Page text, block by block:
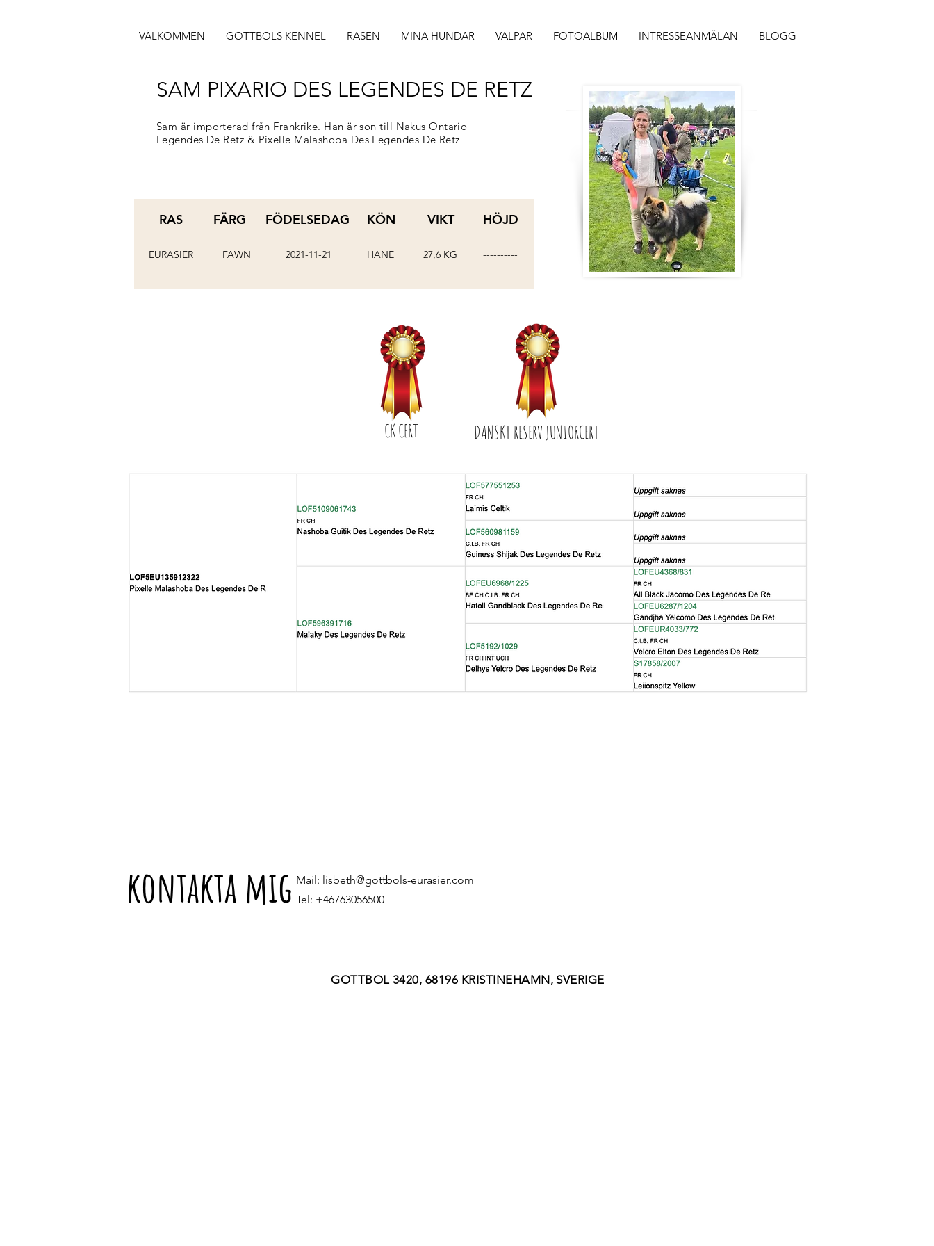
VÄLKOMMEN GOTTBOLS KENNEL RASEN MINA HUNDAR VALPAR FOTOALBUM INTRESSEANMÄLAN BLOGG
SAM PIXARIO DES LEGENDES DE RETZ
Sam är importerad från Frankrike. Han är son till Nakus Ontario
Legendes De Retz & Pixelle Malashoba Des Legendes De Retz
RAS FÄRG FÖDELSEDAG KÖN VIKT HÖJD
FAWN
EURASIER 2021-11-21 HANE 27,6 KG ----------
CK CERT DANSKT RESERV JUNIORCERT
kontakta mig Mail: lisbeth@gottbols-eurasier.com
Tel: +46763056500
GOTTBOL 3420, 68196 KRISTINEHAMN, SVERIGE